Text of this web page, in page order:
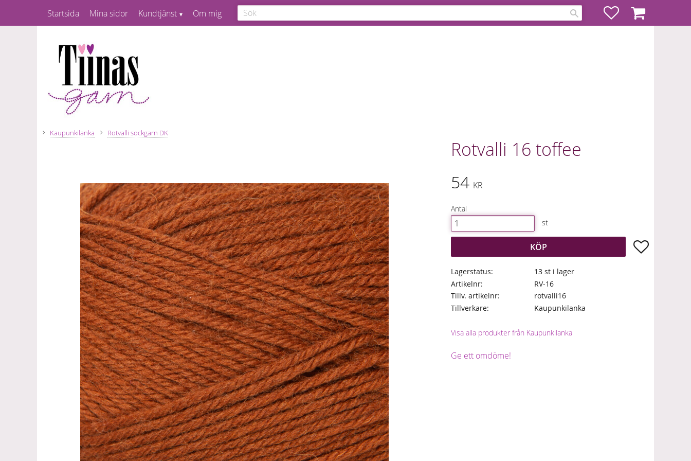
FavoriterKundvagn
Startsida Mina sidor Kundtjänst Om mig
Kaupunkilanka Rotvalli sockgarn DK
Rotvalli 16 toffee
54 KR
Antal
st
KÖP Lägg till i
Lagerstatus
13 st i lager
Artikelnr
RV-16
Tillv. artikelnr
rotvalli16
Tillverkare
Kaupunkilanka
Visa alla produkter från Kaupunkilanka
Ge ett omdöme!